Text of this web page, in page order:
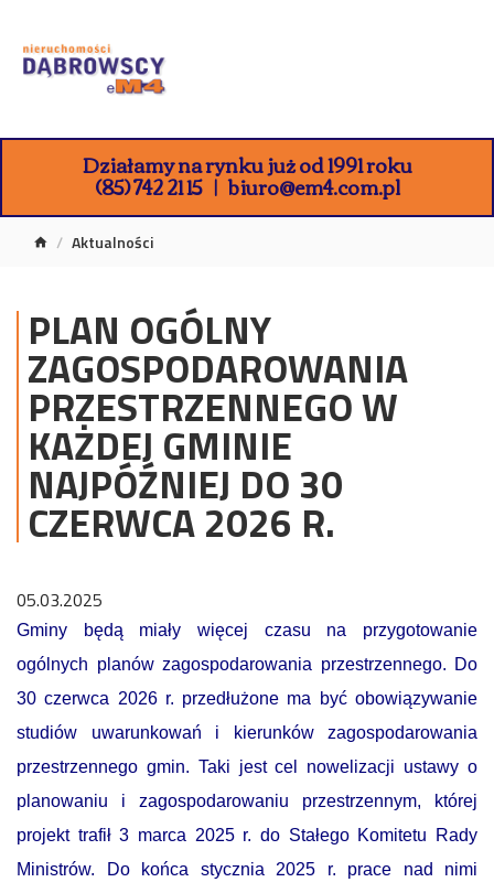
Działamy na rynku już od 1991 roku
(85) 742 21 15 biuro@em4.com.pl
Aktualności
PLAN OGÓLNY
ZAGOSPODAROWANIA
PRZESTRZENNEGO W
KAŻDEJ GMINIE
NAJPÓŹNIEJ DO 30
CZERWCA 2026 R.
05.03.2025
Gminy będą miały więcej czasu na przygotowanie
ogólnych planów zagospodarowania przestrzennego. Do
30 czerwca 2026 r. przedłużone ma być obowiązywanie
studiów uwarunkowań i kierunków zagospodarowania
przestrzennego gmin. Taki jest cel nowelizacji ustawy o
planowaniu i zagospodarowaniu przestrzennym, której
projekt trafił 3 marca 2025 r. do Stałego Komitetu Rady
Ministrów. Do końca stycznia 2025 r. prace nad nimi